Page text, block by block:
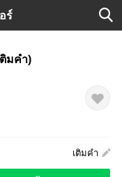
ร์
ติมคำ)
เติมคำ